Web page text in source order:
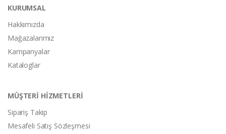
KURUMSAL
Hakkımızda
Mağazalarımız
Kampanyalar
Kataloglar
MÜŞTERİ HİZMETLERİ
Sipariş Takip
Mesafeli Satış Sözleşmesi